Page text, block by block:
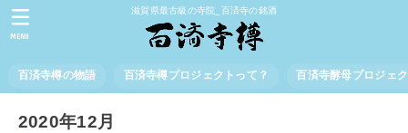
滋賀県最古級の寺院_百済寺の銘酒
百済寺樽の物語 百済寺樽プロジェクトって？ 百済寺酵母プロジェ
MENU
2020年12月